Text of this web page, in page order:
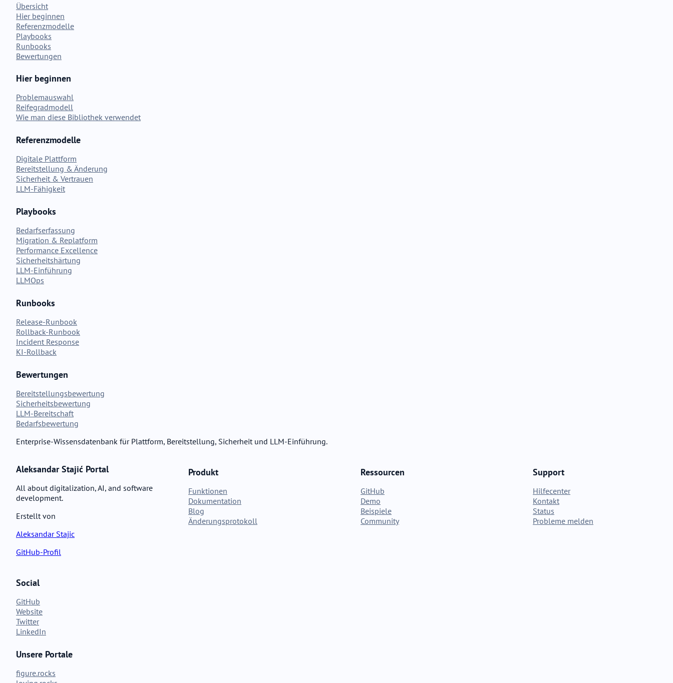
Übersicht
Hier beginnen
Referenzmodelle
Playbooks
Runbooks
Bewertungen
Hier beginnen
Problemauswahl
Reifegradmodell
Wie man diese Bibliothek verwendet
Referenzmodelle
Digitale Plattform
Bereitstellung & Änderung
Sicherheit & Vertrauen
LLM-Fähigkeit
Playbooks
Bedarfserfassung
Migration & Replatform
Performance Excellence
Sicherheitshärtung
LLM-Einführung
LLMOps
Runbooks
Release-Runbook
Rollback-Runbook
Incident Response
KI-Rollback
Bewertungen
Bereitstellungsbewertung
Sicherheitsbewertung
LLM-Bereitschaft
Bedarfsbewertung
Enterprise-Wissensdatenbank für Plattform, Bereitstellung, Sicherheit und LLM-Einführung.
Aleksandar Stajić Portal
All about digitalization, AI, and software
development.
Erstellt von
Aleksandar Stajic
GitHub-Profil
Produkt
Funktionen
Dokumentation
Blog
Änderungsprotokoll
Ressourcen
GitHub
Demo
Beispiele
Community
Support
Hilfecenter
Kontakt
Status
Probleme melden
Social
GitHub
Website
Twitter
LinkedIn
Unsere Portale
figure.rocks